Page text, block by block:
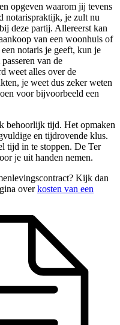
opgeven waarom jij tevens
notarispraktijk, je zult nu
deze partij. Allereerst kan
van een woonhuis of
notaris je geeft, kun je
van de
weet alles over de
je weet dus zeker weten
voor bijvoorbeeld een
behoorlijk tijd. Het opmaken
en tijdrovende klus.
tijd in te stoppen. De Ter
je uit handen nemen.
Kijk dan
overkosten van een